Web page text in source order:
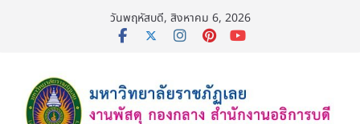
วันพฤหัสบดี, สิงหาคม 6, 2026